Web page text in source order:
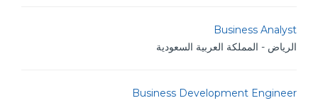
Business Analyst
الرياض - المملكة العربية السعودية
Business Development Engineer